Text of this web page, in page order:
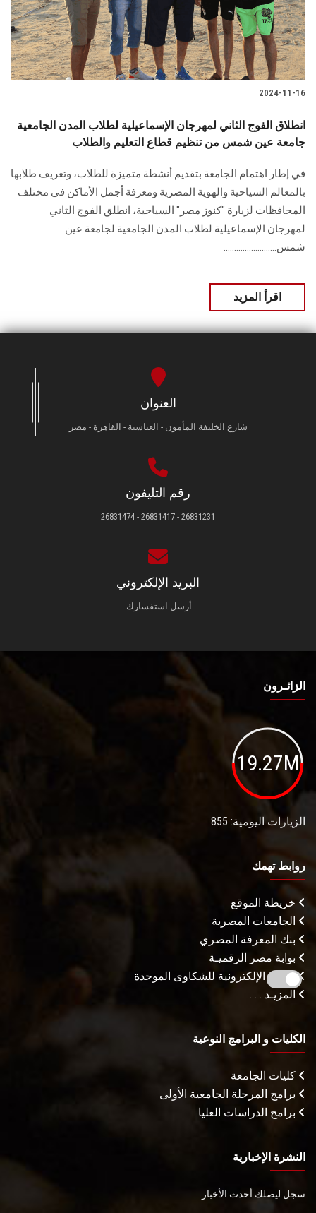
الدراسات العليا
الخريجين
سجل الان
2024-11-16
انطلاق الفوج الثاني لمهرجان الإسماعيلية لطلاب المدن الجامعية
جامعة عين شمس من تنظيم قطاع التعليم والطلاب
في إطار اهتمام الجامعة بتقديم أنشطة متميزة للطلاب، وتعريف طلابها
بالمعالم السياحية والهوية المصرية ومعرفة أجمل الأماكن في مختلف
المحافظات لزيارة "كنوز مصر" السياحية، انطلق الفوج الثاني
لمهرجان الإسماعيلية لطلاب المدن الجامعية لجامعة عين
شمس.........................
اقرأ المزيد
العنوان
شارع الخليفة المأمون - العباسية - القاهرة - مصر
رقم التليفون
26831231 - 26831417 - 26831474
البريد الإلكتروني
أرسل استفسارك.
الزائـرون
19.27M
الزيارات اليومية: 855
روابط تهمك
خريطة الموقع
الجامعات المصرية
بنك المعرفة المصري
بوابة مصر الرقميـة
البوابة الإلكترونية للشكاوى الموحدة
المزيـد . . .
الكليات و البرامج النوعية
كليات الجامعة
برامج المرحلة الجامعية الأولى
برامج الدراسات العليا
النشرة الإخبارية
سجل ليصلك أحدث الأخبار